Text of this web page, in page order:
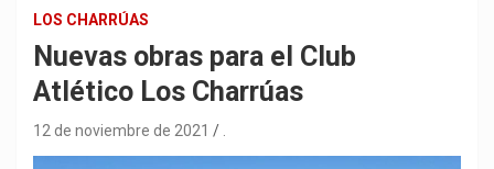
LOS CHARRÚAS
Nuevas obras para el Club
Atlético Los Charrúas
12 de noviembre de 2021